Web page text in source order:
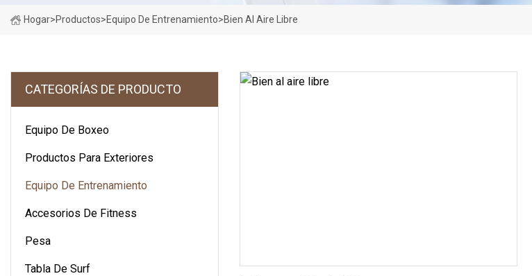
Hogar>Productos>Equipo De Entrenamiento>Bien Al Aire Libre
CATEGORÍAS DE PRODUCTO
Equipo De Boxeo
Productos Para Exteriores
Equipo De Entrenamiento
Accesorios De Fitness
Pesa
Tabla De Surf